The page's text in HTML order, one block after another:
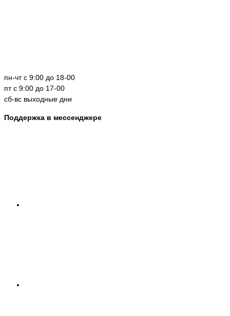
пн-чт с 9:00 до 18-00
пт с 9:00 до 17-00
сб-вс выходные дни
Поддержка в мессенджере